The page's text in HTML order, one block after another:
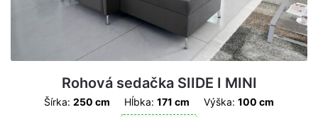
Rohová sedačka SIIDE I MINI
Šírka: 250 cm Hĺbka: 171 cm Výška: 100 cm